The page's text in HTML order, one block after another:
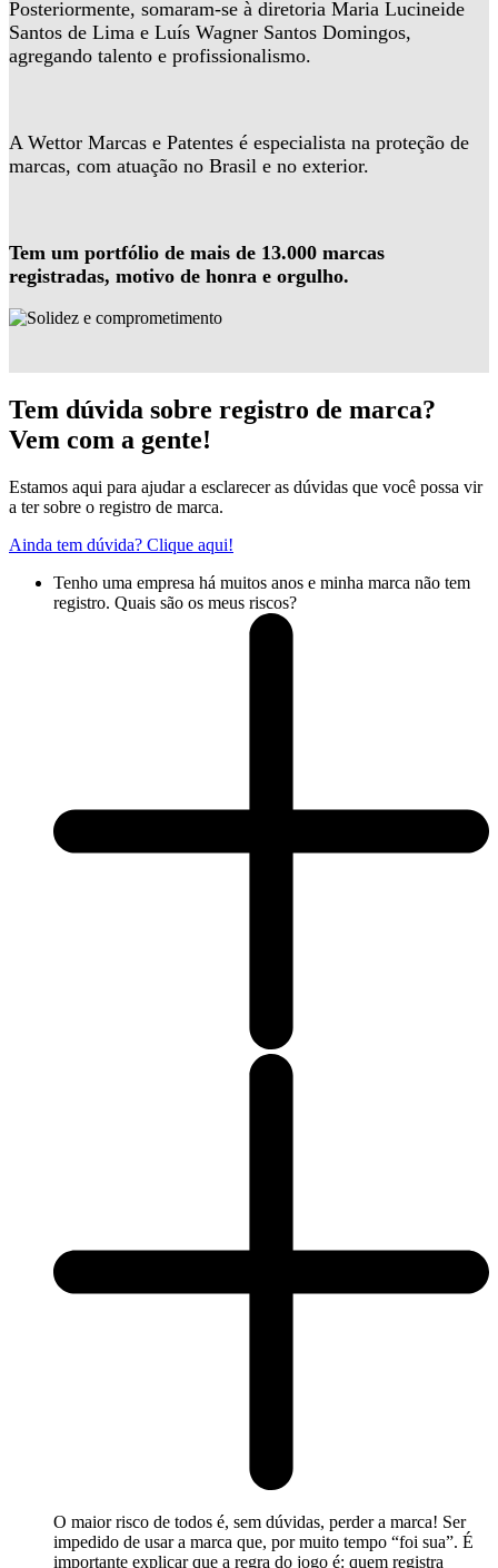
Posteriormente, somaram-se à diretoria Maria Lucineide
Santos de Lima e Luís Wagner Santos Domingos,
agregando talento e profissionalismo.
A Wettor Marcas e Patentes é especialista na proteção de
marcas, com atuação no Brasil e no exterior.
Tem um portfólio de mais de 13.000 marcas
registradas, motivo de honra e orgulho.
Tem dúvida sobre registro de marca?
Vem com a gente!
Estamos aqui para ajudar a esclarecer as dúvidas que você possa vir
a ter sobre o registro de marca.
Ainda tem dúvida? Clique aqui!
Tenho uma empresa há muitos anos e minha marca não tem
registro. Quais são os meus riscos?
O maior risco de todos é, sem dúvidas, perder a marca! Ser
impedido de usar a marca que, por muito tempo “foi sua”. É
importante explicar que a regra do jogo é: quem registra